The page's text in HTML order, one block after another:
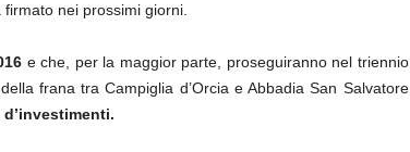
nei prossimi giorni.
e che, per la maggior parte, proseguiranno nel triennio
frana tra Campiglia d’Orcia e Abbadia San Salvatore